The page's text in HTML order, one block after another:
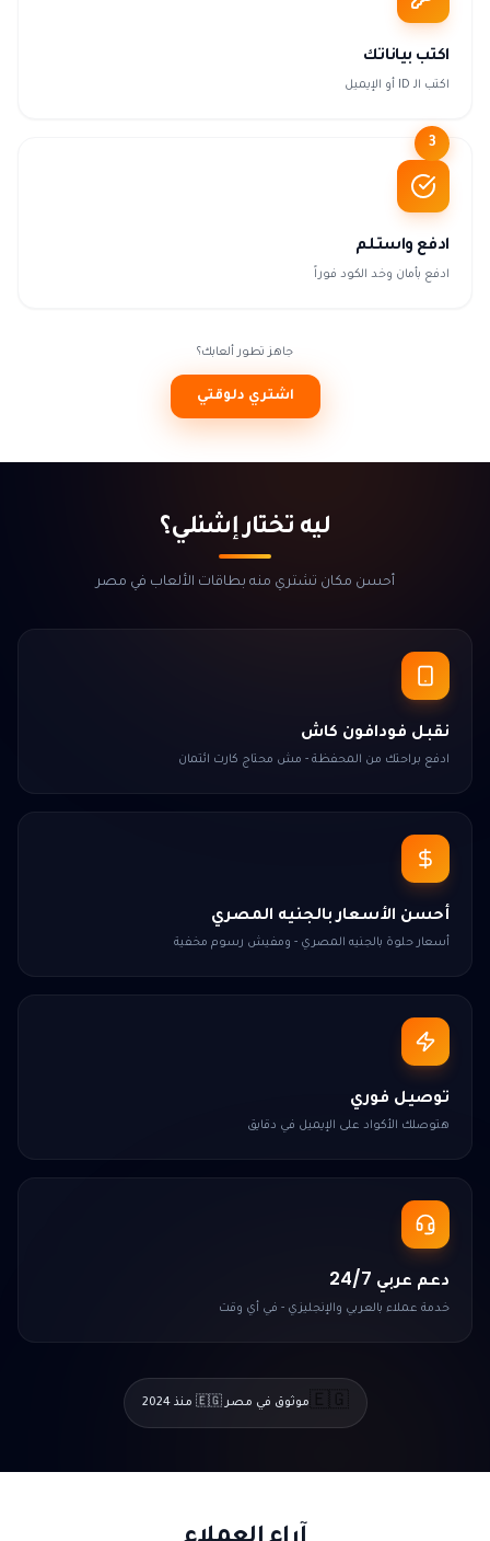
اكتب بياناتك
اكتب الـ ID أو الإيميل
3
ادفع واستلم
ادفع بأمان وخد الكود فوراً
جاهز تطور ألعابك؟
اشتري دلوقتي
ليه تختار إشنلي؟
أحسن مكان تشتري منه بطاقات الألعاب في مصر
نقبل فودافون كاش
ادفع براحتك من المحفظة - مش محتاج كارت ائتمان
أحسن الأسعار بالجنيه المصري
أسعار حلوة بالجنيه المصري - ومفيش رسوم مخفية
توصيل فوري
هتوصلك الأكواد على الإيميل في دقايق
دعم عربي 24/7
خدمة عملاء بالعربي والإنجليزي - في أي وقت
🇪🇬موثوق في مصر 🇪🇬 منذ 2024
آراء العملاء